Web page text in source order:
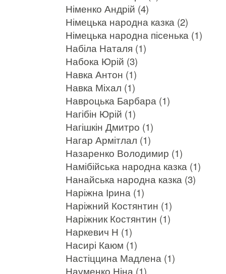
Німенко Андрій (4)
Німецька народна казка (2)
Німецька народна пісенька (1)
Набіла Наталя (1)
Набока Юрій (3)
Навка Антон (1)
Навка Міхал (1)
Навроцька Барбара (1)
Нагібін Юрій (1)
Нагішкін Дмитро (1)
Нагар Армітлал (1)
Назаренко Володимир (1)
Намібійська народна казка (1)
Нанайська народна казка (3)
Наріжна Ірина (1)
Наріжний Костянтин (1)
Наріжник Костянтин (1)
Наркевич Н (1)
Насирі Каюм (1)
Настіццина Мадлена (1)
Науменко Ніна (1)